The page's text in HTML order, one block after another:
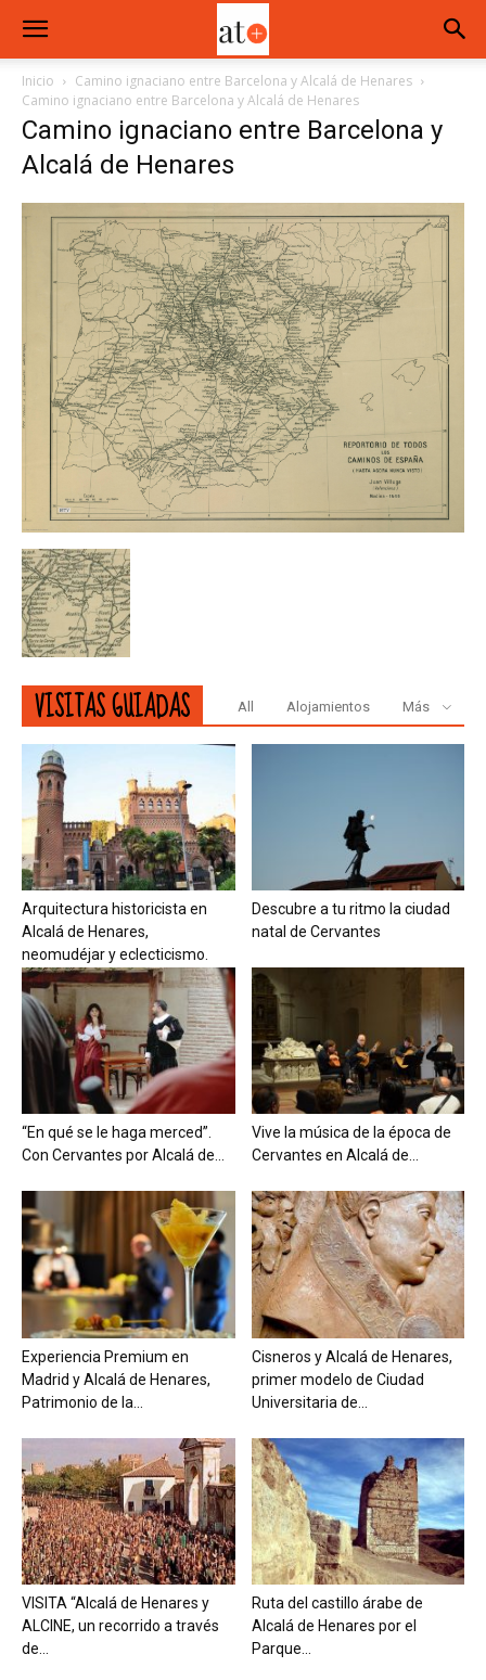
Inicio
Camino ignaciano entre Barcelona y Alcalá de Henares
Camino ignaciano entre Barcelona y Alcalá de Henares
Camino ignaciano entre Barcelona y
Alcalá de Henares
VISITAS GUIADAS All Alojamientos Más
Arquitectura historicista en
Alcalá de Henares,
neomudéjar y eclecticismo.
Descubre a tu ritmo la ciudad
natal de Cervantes
“En qué se le haga merced”.
Con Cervantes por Alcalá de...
Vive la música de la época de
Cervantes en Alcalá de...
Experiencia Premium en
Madrid y Alcalá de Henares,
Patrimonio de la...
Cisneros y Alcalá de Henares,
primer modelo de Ciudad
Universitaria de...
VISITA “Alcalá de Henares y
ALCINE, un recorrido a través
de...
Ruta del castillo árabe de
Alcalá de Henares por el
Parque...